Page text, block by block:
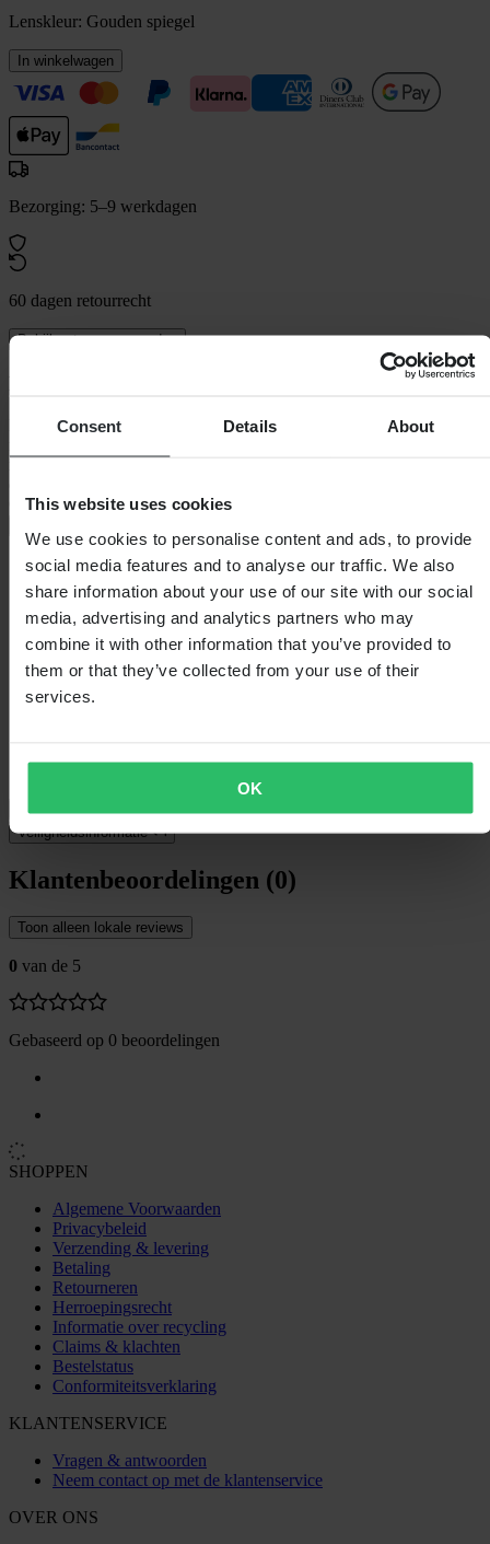
Consent Details About
This website uses cookies
We use cookies to personalise content and ads, to provide
social media features and to analyse our traffic. We also
share information about your use of our site with our social
media, advertising and analytics partners who may
combine it with other information that you’ve provided to
them or that they’ve collected from your use of their
services.
OK
Lenskleur: Gouden spiegel
In winkelwagen
Bezorging: 5–9 werkdagen
60 dagen retourrecht
Bekijk retourvoorwaarden
De Armega-bril biedt een ongeëvenaard voordeel voor moderne
Quick-Release-systeem. Deze premium
Specificaties
Verpakkingsgewicht477
Type lens
3D-gevormd
AfscheurbaarJa
KleurKlein
Certificering
Verzending & retouren
Veiligheidsinformatie
Klantenbeoordelingen (0)
Toon alleen lokale reviews
0 van de 5
Gebaseerd op 0 beoordelingen
SHOPPEN
Algemene Voorwaarden
Privacybeleid
Verzending & levering
Betaling
Retourneren
Herroepingsrecht
Informatie over recycling
Claims & klachten
Bestelstatus
Conformiteitsverklaring
KLANTENSERVICE
Vragen & antwoorden
Neem contact op met de klantenservice
OVER ONS